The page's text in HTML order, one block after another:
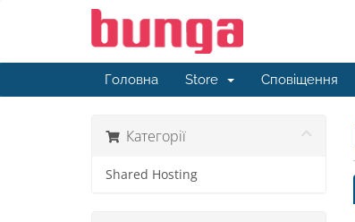
Головна Store Сповіщення
Категорії
Shared Hosting